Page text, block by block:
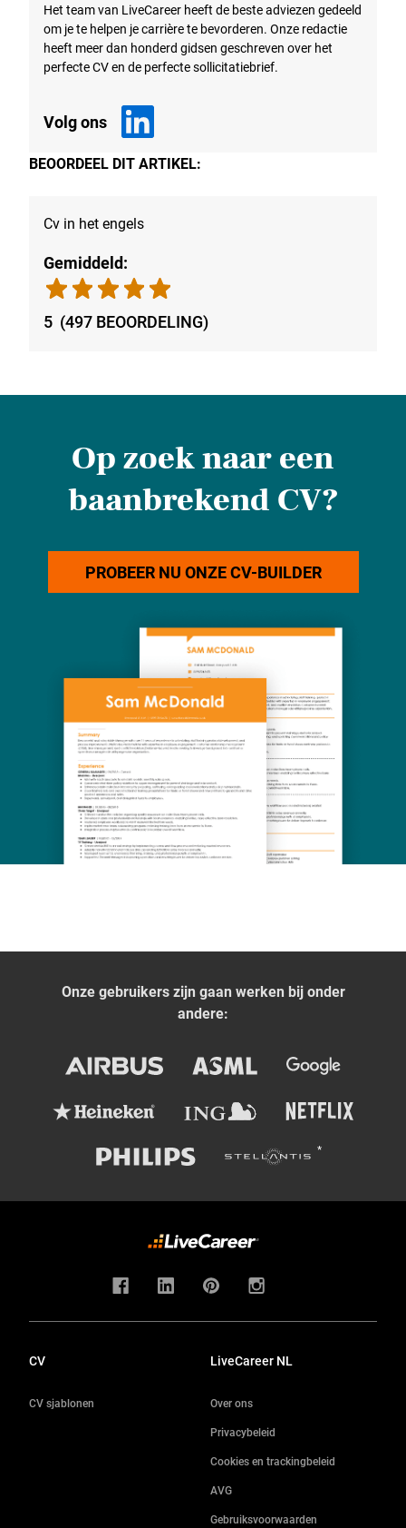
Het team van LiveCareer heeft de beste adviezen gedeeld
om je te helpen je carrière te bevorderen. Onze redactie
heeft meer dan honderd gidsen geschreven over het
perfecte CV en de perfecte sollicitatiebrief.
Volg ons
BEOORDEEL DIT ARTIKEL:
Cv in het engels
Gemiddeld:
5 (497 BEOORDELING)
Op zoek naar een
baanbrekend CV?
PROBEER NU ONZE CV-BUILDER
Onze gebruikers zijn gaan werken bij onder
andere:
CV
CV sjablonen
LiveCareer NL
Over ons
Privacybeleid
Cookies en trackingbeleid
AVG
Gebruiksvoorwaarden